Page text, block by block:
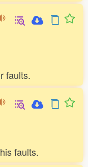
faults.
faults.